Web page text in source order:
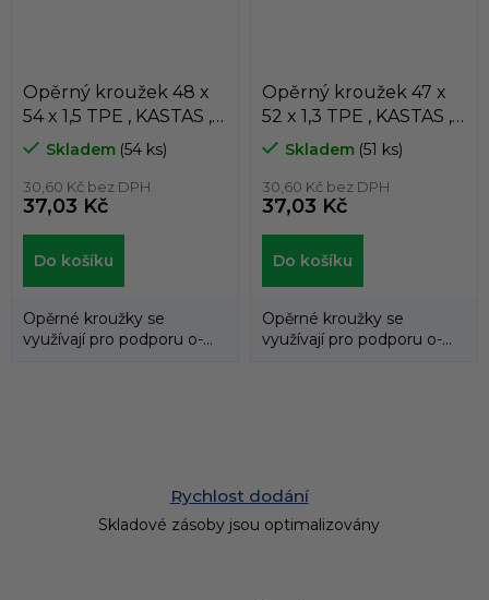
Opěrný kroužek 48 x
54 x 1,5 TPE , KASTAS ,
K81-048
Skladem (54 ks)
30,60 Kč bez DPH
37,03 Kč
Do košíku
Opěrné kroužky se
využívají pro podporu o-
Opěrný kroužek 47 x
52 x 1,3 TPE , KASTAS ,
K81-047
Skladem (51 ks)
30,60 Kč bez DPH
37,03 Kč
Do košíku
Opěrné kroužky se
využívají pro podporu o-
Rychlost dodání
Skladové zásoby jsou optimalizovány